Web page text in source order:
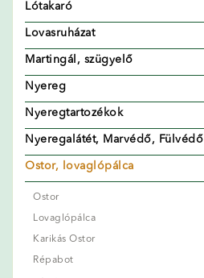
Lótakaró
Lovasruházat
Martingál, szügyelő
Nyereg
Nyeregtartozékok
Nyeregalátét, Marvédő, Fülvédő
Ostor, lovaglópálca
Ostor
Lovaglópálca
Karikás Ostor
Répabot